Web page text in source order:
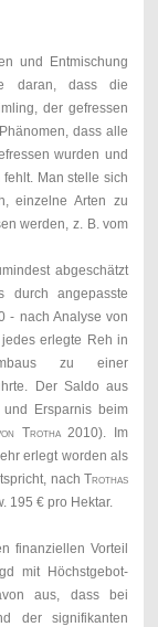
und Entmischung
daran, dass die
der gefressen
dass alle
wurden und
Man stelle sich
einzelne Arten zu
werden, z. B. vom
abgeschätzt
durch angepasste
- nach Analyse von
erlegte Reh in
zu einer
Der Saldo aus
Ersparnis beim
Trotha2010). Im
erlegt worden als
nachTrothas
195 € pro Hektar.
finanziellen Vorteil
mit Höchstgebot-
aus, dass bei
der signifikanten